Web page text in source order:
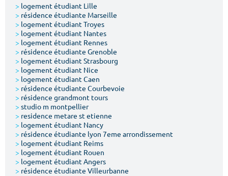
Type de location
Votre date d'entrée
> logement étudiant Lille
> résidence étudiante Marseille
> logement étudiant Troyes
> logement étudiant Nantes
> logement étudiant Rennes
> résidence étudiante Grenoble
> logement étudiant Strasbourg
> logement étudiant Nice
> logement étudiant Caen
> résidence étudiante Courbevoie
> résidence grandmont tours
> studio m montpellier
> residence metare st etienne
> logement étudiant Nancy
> résidence étudiante lyon 7eme arrondissement
> logement étudiant Reims
> logement étudiant Rouen
> logement étudiant Angers
> résidence étudiante Villeurbanne